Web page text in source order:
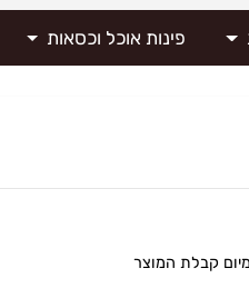
פינות אוכל וכסאות